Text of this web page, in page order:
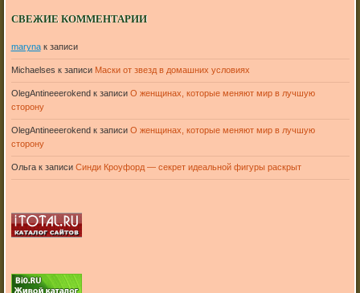
СВЕЖИЕ КОММЕНТАРИИ
marynaк записи
Michaelses к записи Маски от звезд в домашних условиях
OlegAntineeerokend к записи О женщинах, которые меняют мир в лучшую
сторону
OlegAntineeerokend к записи О женщинах, которые меняют мир в лучшую
сторону
Ольгак записи Синди Кроуфорд — секрет идеальной фигуры раскрыт